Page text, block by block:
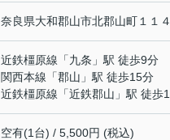
奈良県大和郡山市北郡山町 １１
近鉄橿原線 「九条 」駅 徒歩9分
関西本線 「郡山 」駅 徒歩15分
近鉄橿原線 「近鉄郡山 」駅 徒歩
空有(1台) / 5,500円 (税込)